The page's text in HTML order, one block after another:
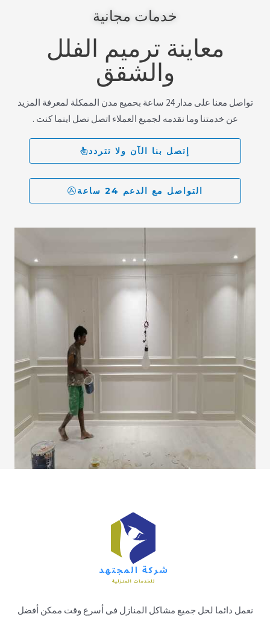
خدمات مجانية
معاينة ترميم الفلل
والشقق
تواصل معنا على مدار 24 ساعة بحميع مدن الممكلة لمعرفة المزيد
عن خدمتنا وما نقدمه لجميع العملاء اتصل نصل اينما كنت .
إتصل بنا الآن ولا تتردد
التواصل مع الدعم 24 ساعة
نعمل دائما لحل جميع مشاكل المنازل فى أسرع وقت ممكن أفضل